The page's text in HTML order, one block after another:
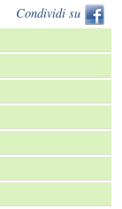
Condividi su